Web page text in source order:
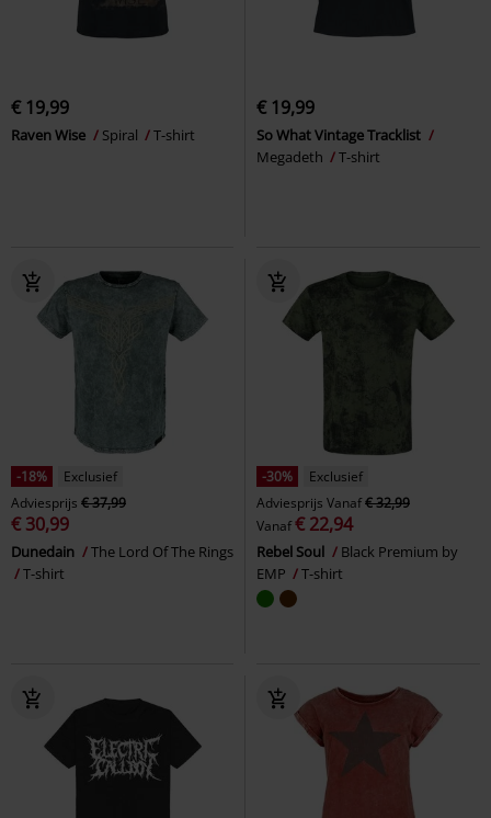
€ 19,99
Raven Wise Spiral T-shirt
€ 19,99
So What Vintage Tracklist
Megadeth
T-shirt
-18%
Exclusief
Adviesprijs € 37,99
€ 30,99
Dunedain
The Lord Of The Rings
T-shirt
-30%
Exclusief
Adviesprijs Vanaf€ 32,99
Vanaf€ 22,94
Rebel Soul
Black Premium by
EMP
T-shirt